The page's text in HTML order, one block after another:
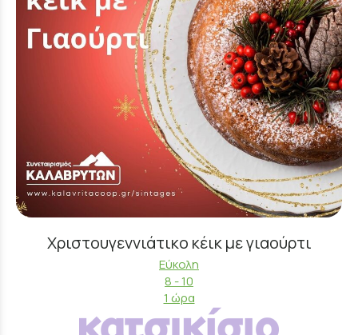
Χριστουγεννιάτικο κέικ με γιαούρτι
Εύκολη
8 - 10
1 ώρα